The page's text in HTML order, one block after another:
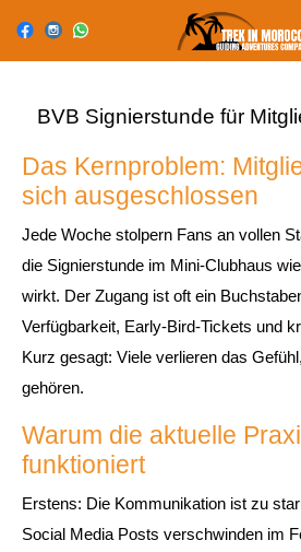
BVB Signierstunde für
Das Kernproblem:
sich ausgeschlossen
Jede Woche stolpern Fans an vollen
die Signierstunde im Mini‑Clubhaus
wirkt. Der Zugang ist oft ein
Verfügbarkeit, Early‑Bird‑Tickets und
Kurz gesagt: Viele verlieren das
gehören.
Warum die aktuelle
funktioniert
Erstens: Die Kommunikation ist zu
Social Media Posts verschwinden im